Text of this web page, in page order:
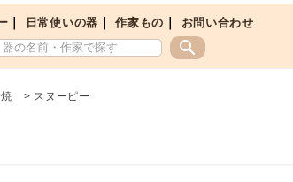
日常使いの器 ｜作家もの お問い合わせ
search
> スヌーピー